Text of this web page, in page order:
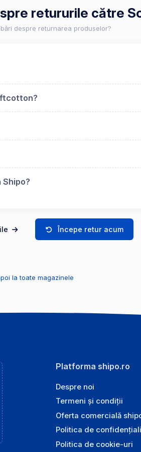
retururile către
despre returnarea produselor?
Începe retur acum
la toate magazinele
Platforma shipo.ro
Despre noi
Termeni și condiții
Oferta comercială
Politica de
Politica de cookie-uri